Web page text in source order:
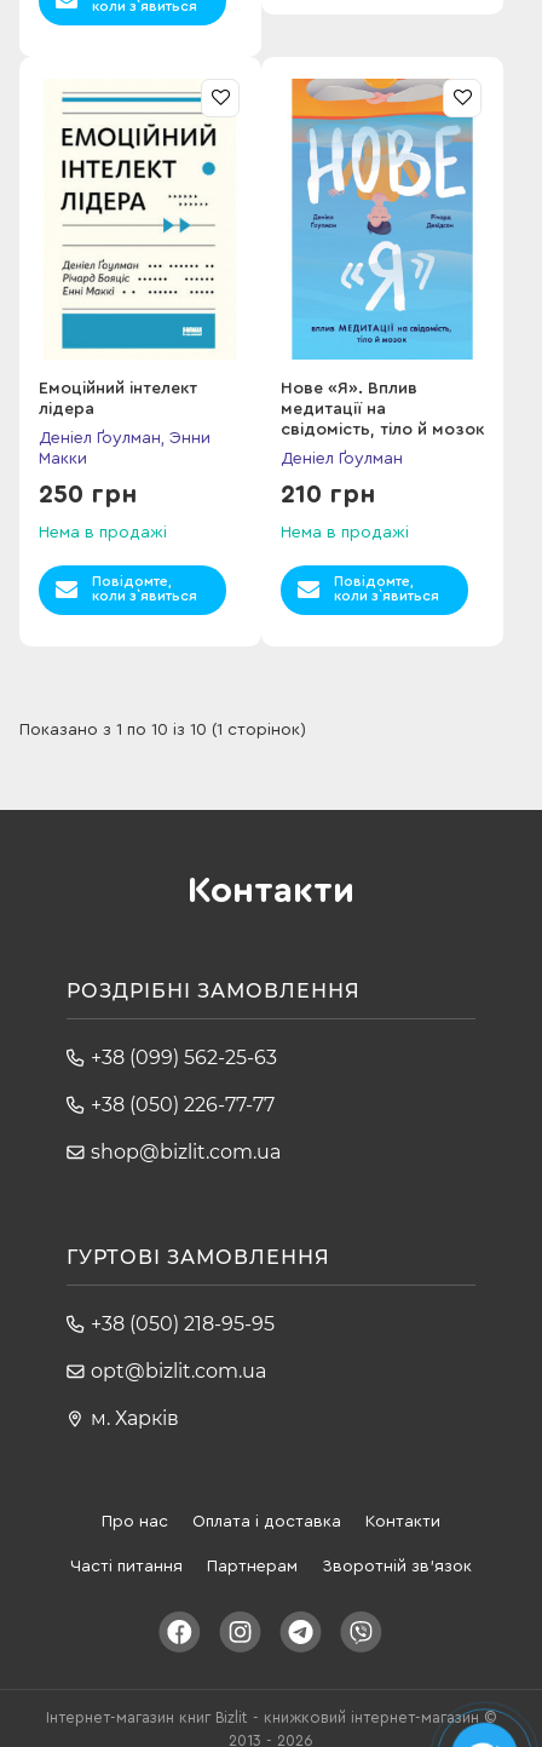
коли з`явиться
Емоційний інтелект
лідера
Деніел Ґоулман, Энни
Макки
250 грн
Нема в продажі
Повідомте,
коли з`явиться
Нове «Я». Вплив
медитації на
свідомість, тіло й мозок
Деніел Ґоулман
210 грн
Нема в продажі
Повідомте,
коли з`явиться
Показано з 1 по 10 із 10 (1 сторінок)
Контакти
РОЗДРІБНІ ЗАМОВЛЕННЯ
+38 (099) 562-25-63
+38 (050) 226-77-77
shop@bizlit.com.ua
ГУРТОВІ ЗАМОВЛЕННЯ
+38 (050) 218-95-95
opt@bizlit.com.ua
м. Харків
Про нас Оплата і доставка Контакти
Часті питання Партнерам Зворотній зв'язок
Інтернет-магазин книг Bizlit - книжковий інтернет-магазин ©
2013 - 2026